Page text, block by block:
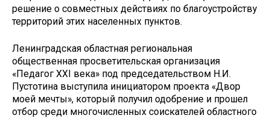
решение о совместных действиях по благоустройству
территорий этих населенных пунктов.
Ленинградская областная региональная
общественная просветительская организация
«Педагог XXI века» под председательством Н.И.
Пустотина выступила инициатором проекта «Двор
моей мечты», который получил одобрение и прошел
отбор среди многочисленных соискателей областного